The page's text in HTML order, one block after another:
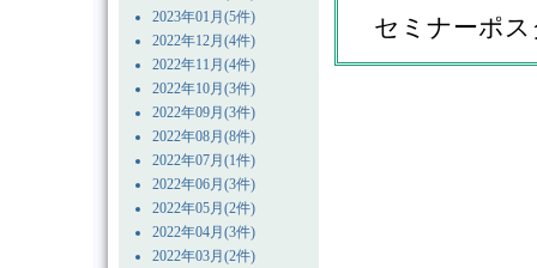
2023年01月(5件)
2022年12月(4件)
2022年11月(4件)
2022年10月(3件)
2022年09月(3件)
2022年08月(8件)
2022年07月(1件)
2022年06月(3件)
2022年05月(2件)
2022年04月(3件)
2022年03月(2件)
セミナーポ